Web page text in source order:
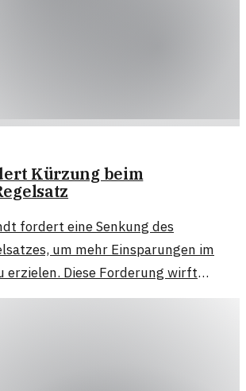
Kürzung beim
fordert eine Senkung des
um mehr Einsparungen im
erzielen. Diese Forderung wirft